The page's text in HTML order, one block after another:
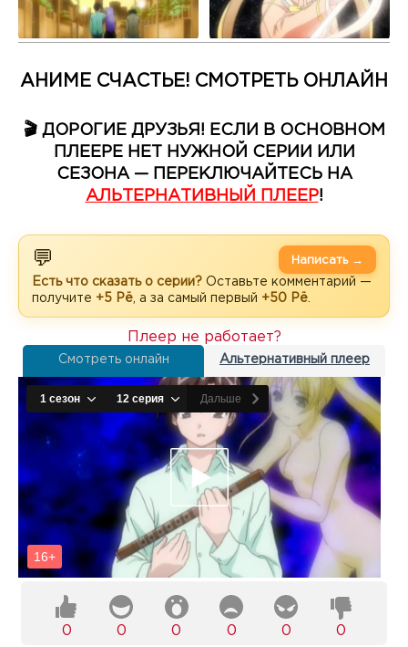
АНИМЕ СЧАСТЬЕ! СМОТРЕТЬ ОНЛАЙН
🎬 ДОРОГИЕ ДРУЗЬЯ! ЕСЛИ В ОСНОВНОМ
ПЛЕЕРЕ НЕТ НУЖНОЙ СЕРИИ ИЛИ
СЕЗОНА — ПЕРЕКЛЮЧАЙТЕСЬ НА
АЛЬТЕРНАТИВНЫЙ ПЛЕЕР!
💬
Есть что сказать о серии? Оставьте комментарий —
получите +5 Рё , а за самый первый +50 Рё
Написать →
Смотреть онлайн Альтернативный плеер
Плеер не работает?
0 0 0 0 0 0